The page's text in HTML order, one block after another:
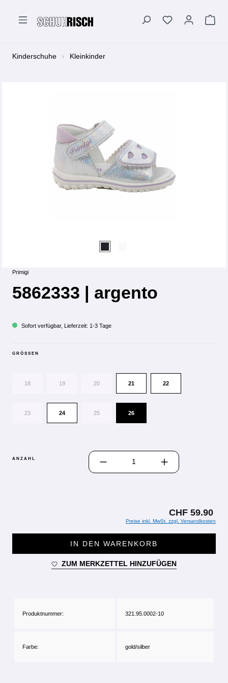
Kinderschuhe Kleinkinder
Primigi
5862333 | argento
Sofort verfügbar, Lieferzeit: 1-3 Tage
GRÖSSEN
18 19 20 21 22
23 24 25 26
ANZAHL
PRODUKT ANZAHL: GIB DEN
CHF 59.90
Preise inkl. MwSt. zzgl. Versandkosten
IN DEN WARENKORB
ZUM MERKZETTEL HINZUFÜGEN
Produktnummer: 321.95.0002-10
Farbe: gold/silber